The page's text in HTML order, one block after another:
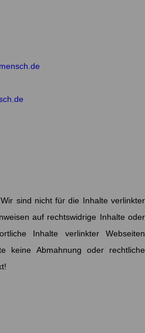
sind nicht für die Inhalte verlinkter
auf rechtswidrige Inhalte oder
Inhalte verlinkter Webseiten
keine Abmahnung oder rechtliche